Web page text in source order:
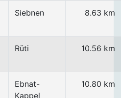
Siebnen 8.63 km
Rüti 10.56 km
Ebnat-
Kappel
10.80 km